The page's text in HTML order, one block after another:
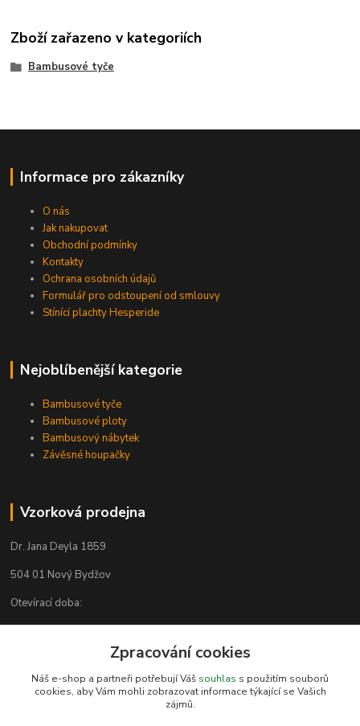
Zboží zařazeno v kategoriích
Bambusové tyče
Informace pro zákazníky
O nás
Jak nakupovat
Obchodní podmínky
Kontakty
Ochrana osobních údajů
Formulář pro odstoupení od smlouvy
Stínící plachty Hesperide
Nejoblíbenější kategorie
Bambusové tyče
Bambusové ploty
Bambusový nábytek
Závěsné houpačky
Vzorková prodejna
Dr. Jana Deyla 1859
504 01 Nový Bydžov
Otevírací doba:
Zpracování cookies
Náš e-shop a partneři potřebují Váš souhlas s použitím souborů
cookies, aby Vám mohli zobrazovat informace týkající se Vašich
zájmů.